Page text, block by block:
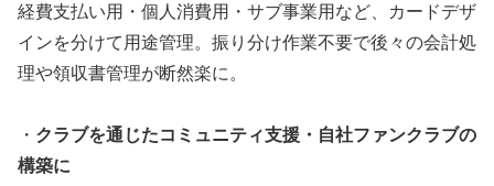
経費支払い用・個人消費用・サブ事業用など、カードデザ
インを分けて用途管理。振り分け作業不要で後々の会計処
理や領収書管理が断然楽に。
・ クラブを通じたコミュニティ支援・自社ファンクラブの
構築に